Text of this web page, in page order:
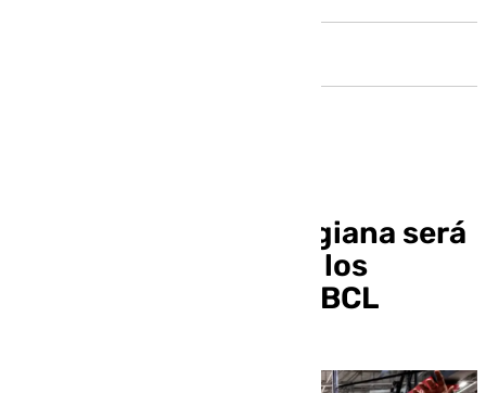
El Pallacanestro Reggiana será
el rival del Unicaja en los
cuartos de final de la BCL